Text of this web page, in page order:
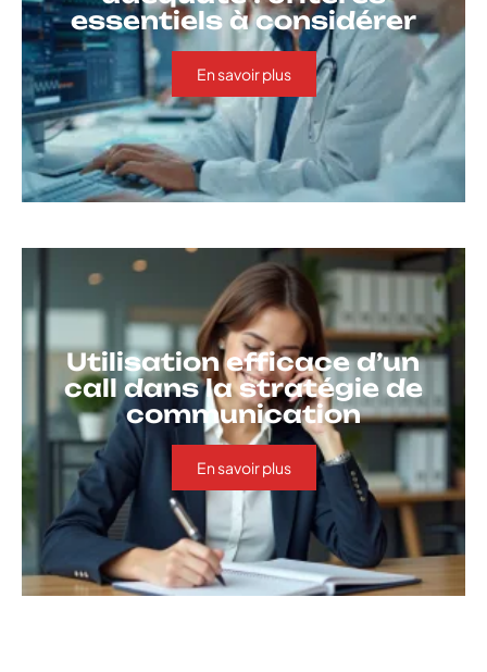
essentiels à considérer
En savoir plus
Utilisation efficace d’un
call dans la stratégie de
communication
En savoir plus